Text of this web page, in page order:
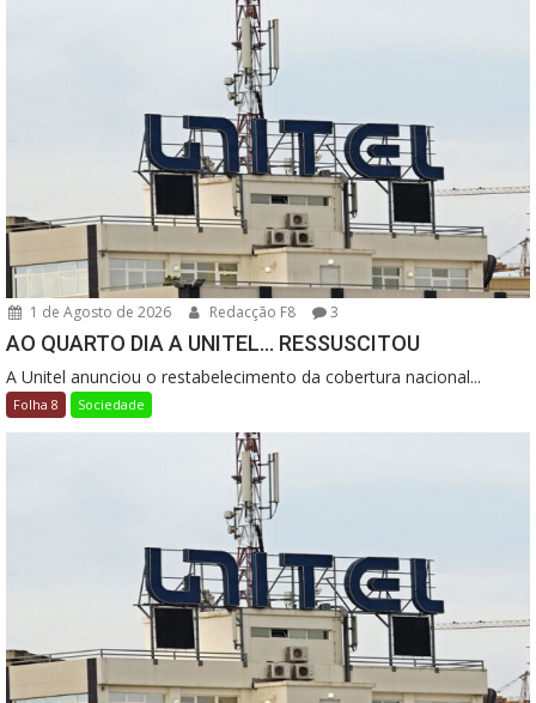
1 de Agosto de 2026 Redacção F8 3
AO QUARTO DIA A UNITEL… RESSUSCITOU
A Unitel anunciou o restabelecimento da cobertura nacional...
Folha 8 Sociedade